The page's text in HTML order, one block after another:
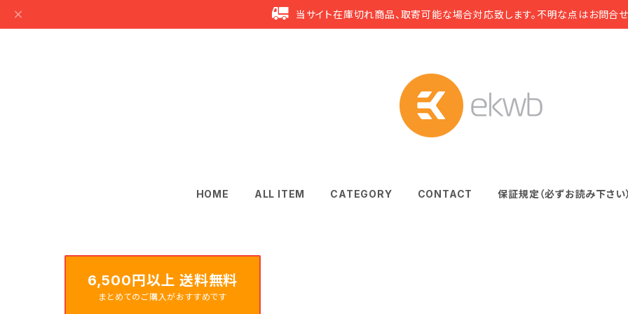
当サイト在庫切れ商品、取寄可能な場合対応致します。不明な点はお問合せ
HOME ALL ITEM CATEGORY CONTACT 保証規定（必ずお読み下さい
6,500円以上 送料無料
まとめてのご購入がおすすめです